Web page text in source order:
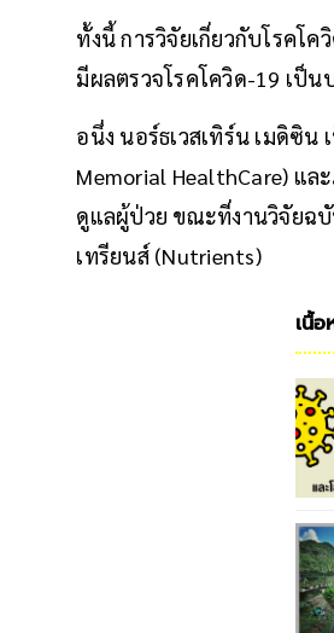
ทั้งนี้ การวิจัยเกี่ยวกับโรคโ
มีผลตรวจโรคโควิด-19 เป็น
อนึ่ง นอร์ธเวสเทิร์น เมดิซิน
Memorial HealthCare) แ
ดูแลผู้ป่วย ขณะที่งานวิจัยฉบั
เทรียนส์ (Nutrients)
เนื้